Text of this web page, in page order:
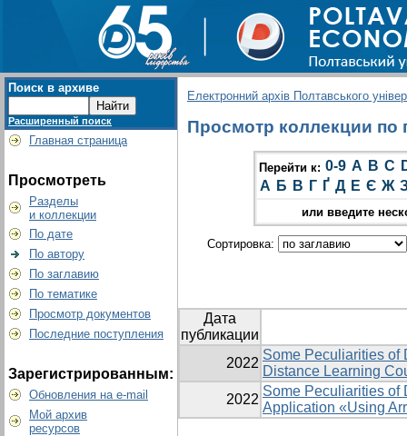
Поиск в архиве
Расширенный поиск
Главная страница
Просмотреть
Разделы
и коллекции
По дате
По автору
По заглавию
По тематике
Просмотр документов
Последние поступления
Зарегистрированным:
Обновления на e-mail
Мой архив
ресурсов
Електронний архів Полтавського
Просмотр коллекции по
Перейти к: 0-9 A B C
А Б В Г Ґ Д Е Є Ж
или введите
Сортировка:
Дата
публикации
2022
Some Peculiarities of
Distance Learning
2022
Some Peculiarities of
Application «Using